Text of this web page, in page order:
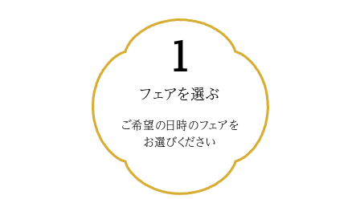
1
フェアを選ぶ
ご希望の日時のフェアを
お選びください